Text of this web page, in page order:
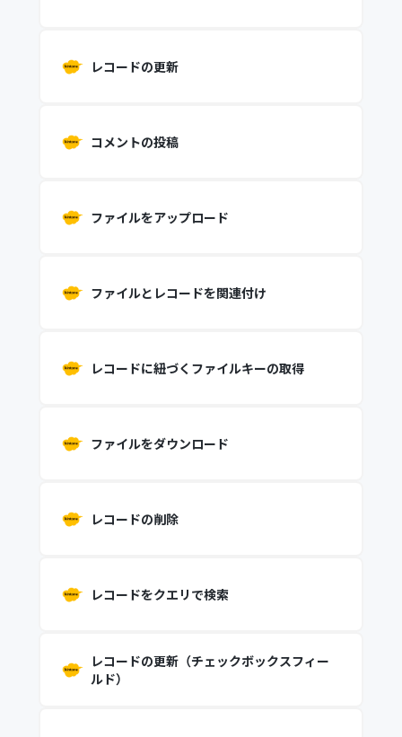
レコードの更新
コメントの投稿
ファイルをアップロード
ファイルとレコードを関連付け
レコードに紐づくファイルキーの取得
ファイルをダウンロード
レコードの削除
レコードをクエリで検索
レコードの更新（チェックボックスフィー
ルド）